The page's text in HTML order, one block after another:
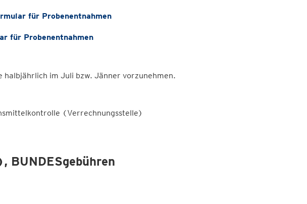
für Probenentnahmen
für Probenentnahmen
im Juli bzw. Jänner vorzunehmen.
(Verrechnungsstelle)
BUNDESgebühren